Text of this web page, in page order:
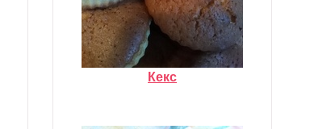
Кекс